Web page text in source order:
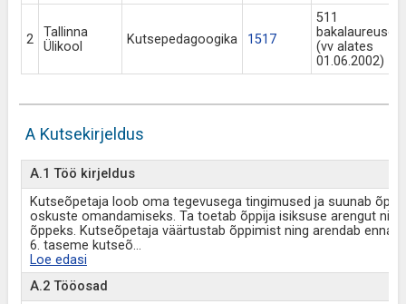
2
Tallinna
Ülikool
Kutsepedagoogika 1517
511
(vv alates
01.06.2002)
A Kutsekirjeldus
A.1 Töö kirjeldus
Kutseõpetaja loob oma tegevusega tingimused ja suunab
oskuste omandamiseks. Ta toetab õppija isiksuse arengut
õppeks. Kutseõpetaja väärtustab õppimist ning arendab
6. taseme kutseõ...
Loe edasi
A.2 Tööosad